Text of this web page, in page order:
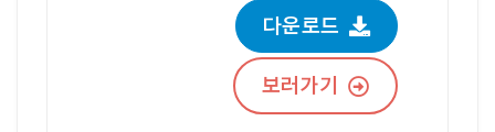
다운로드
보러가기